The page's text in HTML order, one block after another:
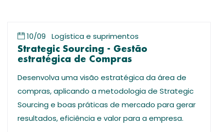
10/09 Logística e suprimentos
Strategic Sourcing - Gestão
estratégica de Compras
Desenvolva uma visão estratégica da área de
compras, aplicando a metodologia de Strategic
Sourcing e boas práticas de mercado para gerar
resultados, eficiência e valor para a empresa.